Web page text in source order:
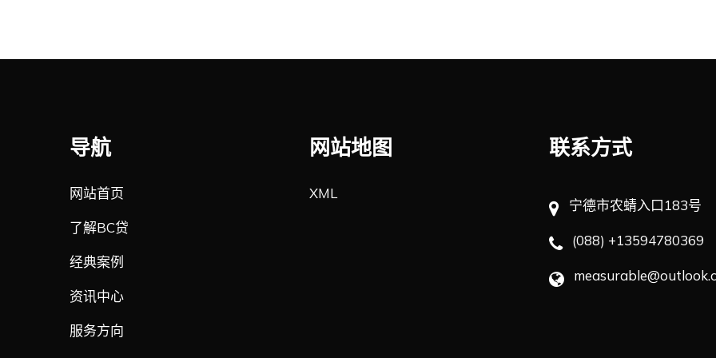
导航
网站首页
了解BC贷
经典案例
资讯中心
服务方向
网站地图
XML
联系方式
宁德市农蜻入口183号
(088) +13594780369